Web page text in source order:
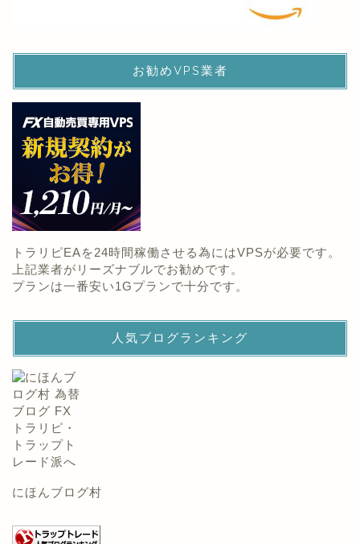
お勧めVPS業者
トラリピEAを24時間稼働させる為にはVPSが必要です。
上記業者がリーズナブルでお勧めです。
プランは一番安い1Gプランで十分です。
人気ブログランキング
にほんブログ村